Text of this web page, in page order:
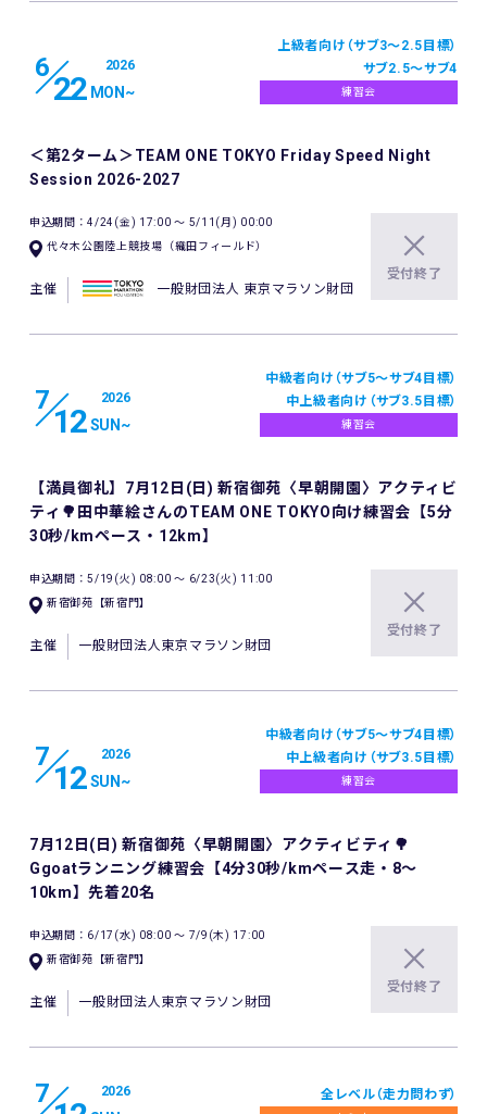
6
22
2026
MON ~
上級者向け（サブ3～2.5目標）
サブ2.5～サブ4
練習会
＜第2ターム＞TEAM ONE TOKYO Friday Speed Night
Session 2026-2027
申込期間：4/24(金) 17:00 〜 5/11(月) 00:00
代々木公園陸上競技場（織田フィールド）
主催 一般財団法人 東京マラソン財団
受付終了
7
12
2026
SUN ~
中級者向け（サブ5〜サブ4目標）
中上級者向け（サブ3.5目標）
練習会
【満員御礼】7月12日(日) 新宿御苑〈早朝開園〉アクティビ
ティ🌳田中華絵さんのTEAM ONE TOKYO向け練習会【5分
30秒/kmペース・12km】
申込期間：5/19(火) 08:00 〜 6/23(火) 11:00
新宿御苑【新宿門】
主催 一般財団法人東京マラソン財団
受付終了
7
12
2026
SUN ~
中級者向け（サブ5〜サブ4目標）
中上級者向け（サブ3.5目標）
練習会
7月12日(日) 新宿御苑〈早朝開園〉アクティビティ🌳
Ggoatランニング練習会【4分30秒/kmペース走・8～
10km】先着20名
申込期間：6/17(水) 08:00 〜 7/9(木) 17:00
新宿御苑【新宿門】
主催 一般財団法人東京マラソン財団
受付終了
7 2026 全レベル（走力問わず）